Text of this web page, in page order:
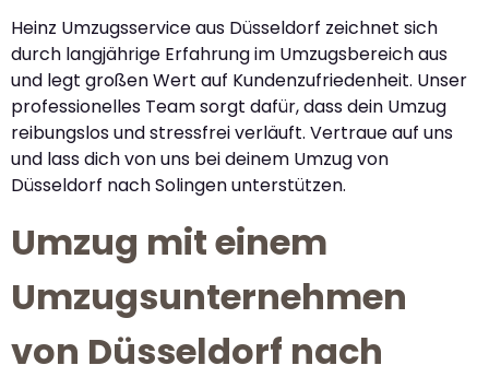
Heinz Umzugsservice aus Düsseldorf zeichnet sich
durch langjährige Erfahrung im Umzugsbereich aus
und legt großen Wert auf Kundenzufriedenheit. Unser
professionelles Team sorgt dafür, dass dein Umzug
reibungslos und stressfrei verläuft. Vertraue auf uns
und lass dich von uns bei deinem Umzug von
Düsseldorf nach Solingen unterstützen.
Umzug mit einem
Umzugsunternehmen
von Düsseldorf nach